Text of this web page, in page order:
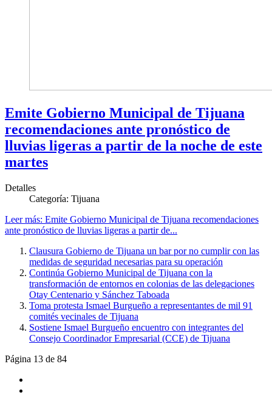
Emite Gobierno Municipal de Tijuana
recomendaciones ante pronóstico de
lluvias ligeras a partir de la noche de este
martes
Detalles
Categoría: Tijuana
Leer más: Emite Gobierno Municipal de Tijuana recomendaciones
ante pronóstico de lluvias ligeras a partir de...
Clausura Gobierno de Tijuana un bar por no cumplir con las
medidas de seguridad necesarias para su operación
Continúa Gobierno Municipal de Tijuana con la
transformación de entornos en colonias de las delegaciones
Otay Centenario y Sánchez Taboada
Toma protesta Ismael Burgueño a representantes de mil 91
comités vecinales de Tijuana
Sostiene Ismael Burgueño encuentro con integrantes del
Consejo Coordinador Empresarial (CCE) de Tijuana
Página 13 de 84